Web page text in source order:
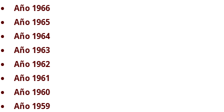
Año 1966
Año 1965
Año 1964
Año 1963
Año 1962
Año 1961
Año 1960
Año 1959